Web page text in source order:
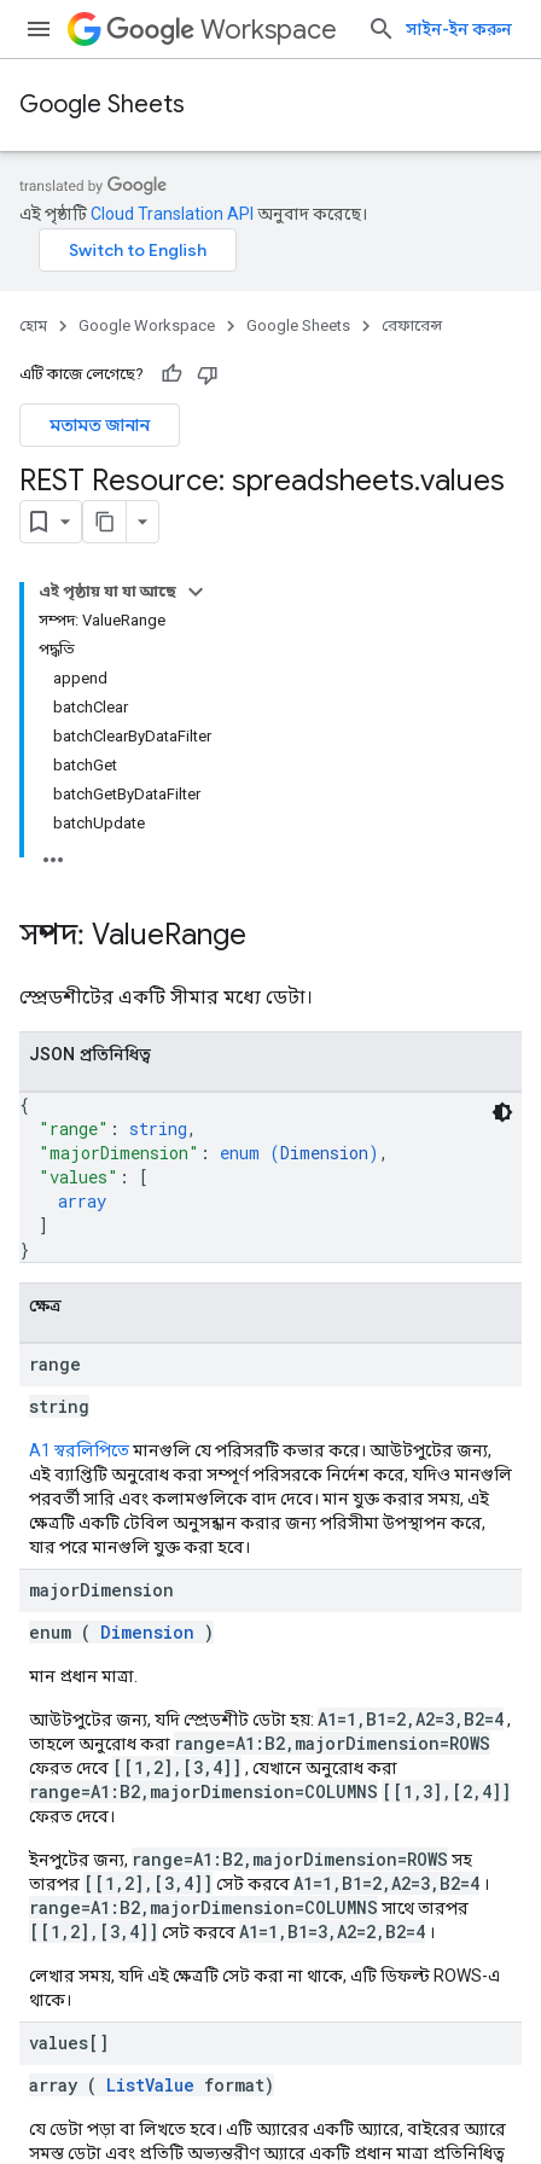
Workspace সাইন-ইন করুন
Google Sheets
এই পৃষ্ঠাটিCloud Translation API অনুবাদ করেছে।
হোম Google Workspace Google Sheets রেফারেন্স
এটি কাজে লেগেছে?
মতামত জানান
REST Resource: spreadsheets.values
এই পৃষ্ঠায় যা যা আছে
সম্পদ: ValueRange
পদ্ধতি
append
batchClear
batchClearByDataFilter
batchGet
batchGetByDataFilter
batchUpdate
সম্পদ: ValueRange
স্প্রেডশীটের একটি সীমার মধ্যে ডেটা।
JSON প্রতিনিধিত্ব
{
"range" : string,
"majorDimension" : enum (Dimension) ,
"values" :
[
array
]
}
ক্ষেত্র
range
string
A1 স্বরলিপিতেমানগুলি যে পরিসরটি কভার করে। আউটপুটের জন্য,
এই ব্যাপ্তিটি অনুরোধ করা সম্পূর্ণ পরিসরকে নির্দেশ করে, যদিও মানগুলি
পরবর্তী সারি এবং কলামগুলিকে বাদ দেবে। মান যুক্ত করার সময়, এই
ক্ষেত্রটি একটি টেবিল অনুসন্ধান করার জন্য পরিসীমা উপস্থাপন করে,
যার পরে মানগুলি যুক্ত করা হবে।
majorDimension
enum ( Dimension )
মান প্রধান মাত্রা.
আউটপুটের জন্য, যদি স্প্রেডশীট ডেটা হয়: A1=1,B1=2,A2=3,B2=4,
তাহলে অনুরোধ করা range=A1:B2,majorDimension=ROWS
ফেরত দেবে [[1,2],[3,4]] , যেখানে অনুরোধ করা
range=A1:B2,majorDimension=COLUMNS [[1,3],[2,4]]
ফেরত দেবে।
ইনপুটের জন্য, range=A1:B2,majorDimension=ROWS সহ
তারপর [[1,2],[3,4]] সেট করবেA1=1,B1=2,A2=3,B2=4 ।
range=A1:B2,majorDimension=COLUMNS সাথে তারপর
[[1,2],[3,4]] সেট করবেA1=1,B1=3,A2=2,B2=4 ।
লেখার সময়, যদি এই ক্ষেত্রটি সেট করা না থাকে, এটি ডিফল্ট ROWS-এ
থাকে।
values[]
array ( ListValue format)
যে ডেটা পড়া বা লিখতে হবে। এটি অ্যারের একটি অ্যারে, বাইরের অ্যারে
সমস্ত ডেটা এবং প্রতিটি অভ্যন্তরীণ অ্যারে একটি প্রধান মাত্রা প্রতিনিধিত্ব